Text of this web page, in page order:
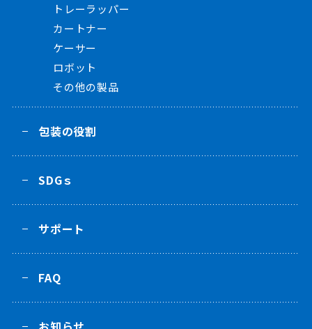
トレーラッパー
カートナー
ケーサー
ロボット
その他の製品
包装の役割
SDGｓ
サポート
FAQ